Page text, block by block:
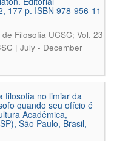
177 p. ISBN 978-956-11-
de Filosofia UCSC; Vol. 23
| July - December
filosofia no limiar da
quando seu ofício é
Acadêmica,
São Paulo, Brasil,